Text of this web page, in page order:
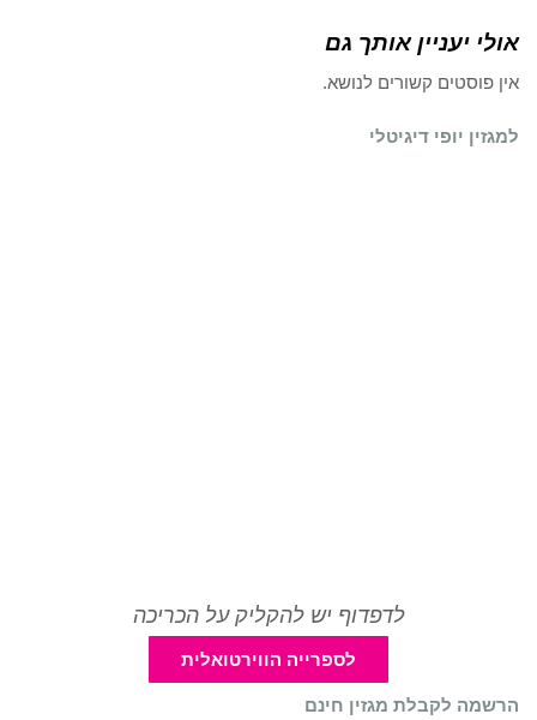
אולי יעניין אותך גם
אין פוסטים קשורים לנושא.
למגזין יופי דיגיטלי
לדפדוף יש להקליק על הכריכה
לספרייה הווירטואלית
הרשמה לקבלת מגזין חינם